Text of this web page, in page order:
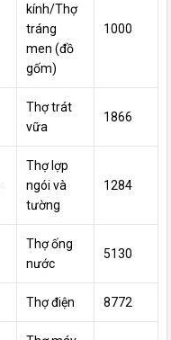
kính/Thợ
tráng
men (đồ
gốm)
1000
Thợ trát
vữa
1866
Thợ lợp
ngói và
tường
1284
Thợ ống
nước
5130
Thợ điện 8772